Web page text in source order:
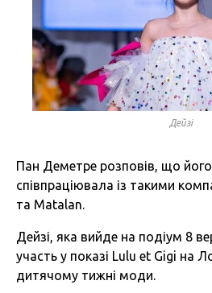
Дейзі
Пан Деметре розповів, що
співпраціювала із такими
та Matalan.
Дейзі, яка вийде на подіум 8
участь у показі Lulu et Gigi на
дитячому тижні моди.